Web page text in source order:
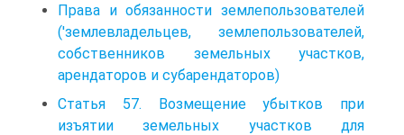
Права и обязанности землепользователей
('землевладельцев, землепользователей,
собственников земельных участков,
арендаторов и субарендаторов)
Статья 57. Возмещение убытков при
изъятии земельных участков для